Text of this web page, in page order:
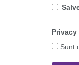
Privacy
Sunt